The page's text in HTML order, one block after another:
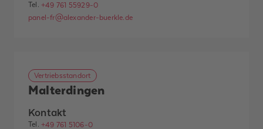
Tel.+49 761 55929-0
panel-fr@alexander-buerkle.de
Vertriebsstandort
Malterdingen
Kontakt
Tel.+49 761 5106-0